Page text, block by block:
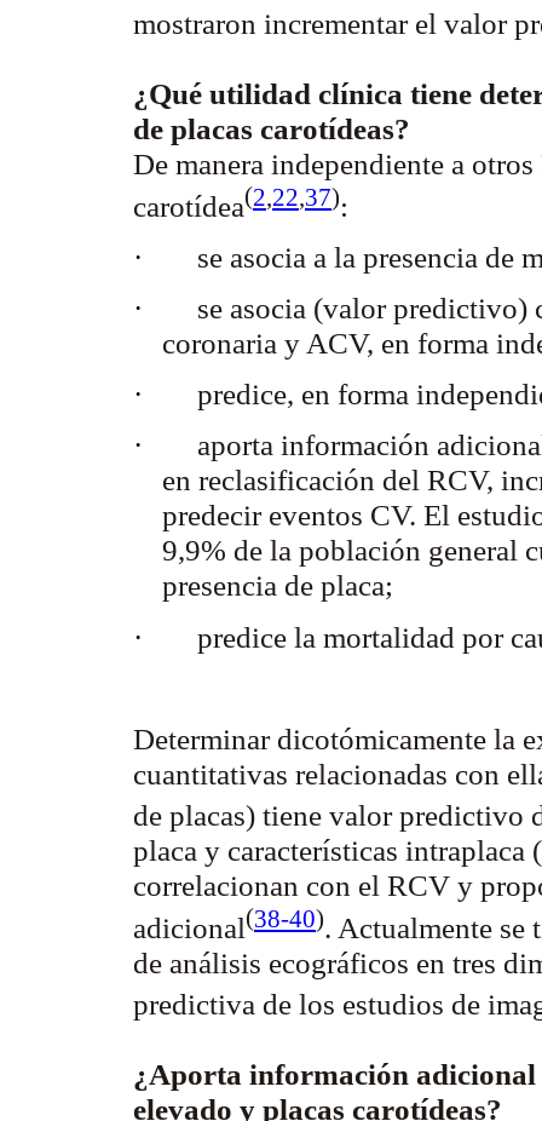
mostraron incrementar el valor
¿Qué utilidad clínica tiene
de placas carotídeas?
De manera independiente a
carotídea(2,22,37):
·
se asocia a la presencia de
·
se asocia (valor
coronaria y ACV, en forma
·
predice, en forma
·
aporta información
en reclasificación del RCV,
predecir eventos CV. El
9,9% de la población general
presencia de placa;
·
predice la mortalidad por
Determinar dicotómicamente la
cuantitativas relacionadas con
de placas) tiene valor predictivo
placa y características intraplaca
correlacionan con el RCV y
adicional(38-40). Actualmente se
de análisis ecográficos en tres
predictiva de los estudios de
¿Aporta información
elevado y placas carotídeas?